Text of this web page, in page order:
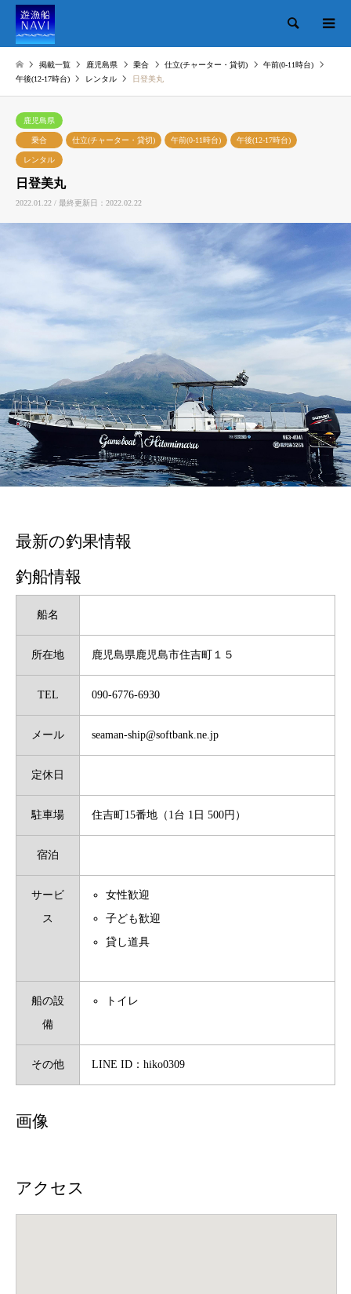
検索
掲載一覧 鹿児島県 乗合 仕立(チャーター・貸切)
午前(0-11時台)
午後(12-17時台)
レンタル 日登美丸
鹿児島県
乗合 仕立(チャーター・貸切) 午前(0-11時台) 午後(12-17時台)
レンタル
日登美丸
2022.01.22 / 最終更新日：2022.02.22
最新の釣果情報
釣船情報
船名
所在地 鹿児島県鹿児島市住吉町１５
TEL 090-6776-6930
メール seaman-ship@softbank.ne.jp
定休日
駐車場 住吉町15番地（1台 1日 500円）
宿泊
サービ
ス
女性歓迎
子ども歓迎
貸し道具
船の設
備
トイレ
その他 LINE ID：hiko0309
画像
アクセス